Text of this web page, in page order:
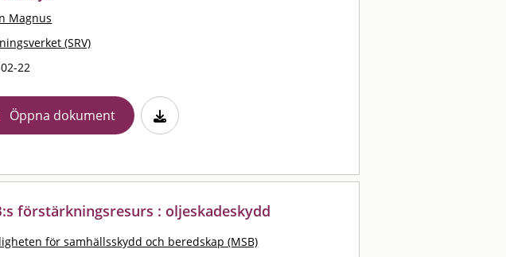
Magnus
(SRV)
22
Öppna dokument
förstärkningsresurs : oljeskadeskydd
för samhällsskydd och beredskap (MSB)